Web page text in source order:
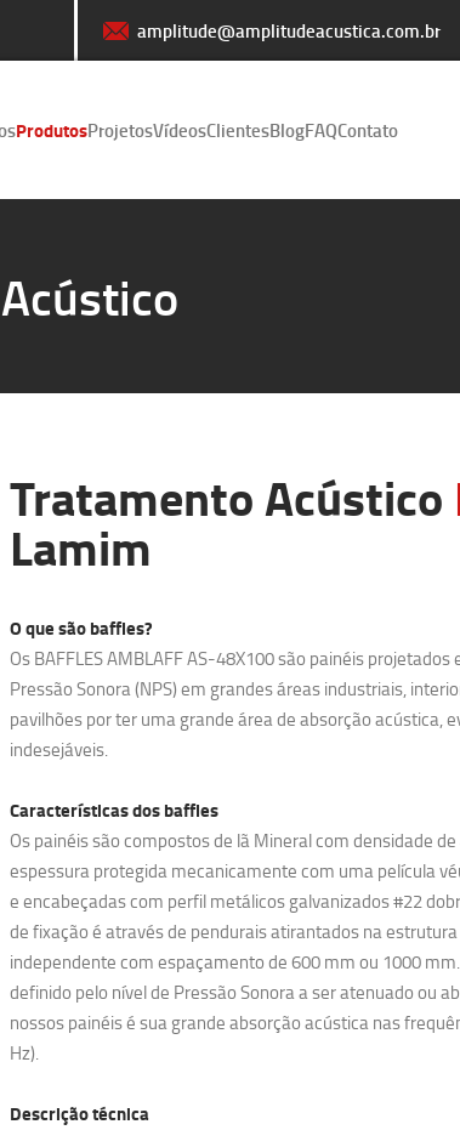
amplitude@amplitudeacustica.com.br
ProdutosProjetosVídeosClientesBlogFAQContato
Tratamento Acústico
Lamim
O que são baffles?
Os BAFFLES AMBLAFF AS-48X100 são painéis
Pressão Sonora (NPS) em grandes áreas industriais,
pavilhões por ter uma grande área de absorção acústica,
indesejáveis.
Características dos baffles
Os painéis são compostos de lã Mineral com densidade
espessura protegida mecanicamente com uma película
e encabeçadas com perfil metálicos galvanizados #22
de fixação é através de pendurais atirantados na
independente com espaçamento de 600 mm ou 1000
definido pelo nível de Pressão Sonora a ser atenuado ou
nossos painéis é sua grande absorção acústica nas
Hz).
Descrição técnica